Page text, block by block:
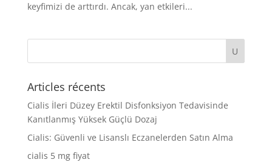
keyfimizi de arttırdı. Ancak, yan etkileri...
Articles récents
Cialis İleri Düzey Erektil Disfonksiyon Tedavisinde
Kanıtlanmış Yüksek Güçlü Dozaj
Cialis: Güvenli ve Lisanslı Eczanelerden Satın Alma
cialis 5 mg fiyat